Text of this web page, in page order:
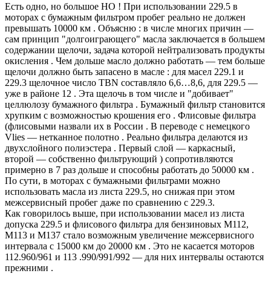
Есть одно, но большое НО ! При использовании 229.5 в
моторах с бумажным фильтром пробег реально не должен
превышать 10000 км . Объясню : в числе многих причин —
сам принцип "долгоиграющего" масла заключается в большем
содержании щелочи, задача которой нейтрализовать продукты
окисления . Чем дольше масло должно работать — тем больше
щелочи должно быть запасено в масле : для масел 229.1 и
229.3 щелочное число TBN составляло 6,6…8,6, для 229.5 —
уже в районе 12 . Эта щелочь в том числе и "добивает"
целлюлозу бумажного фильтра . Бумажный фильтр становится
хрупким с возможностью крошения его . Флисовые фильтра
(флисовыми назвали их в России . В переводе с немецкого
Vlies — нетканное полотно . Реально фильтра делаются из
двухслойного полиэстера . Первый слой — каркасный,
второй — собственно фильтрующий ) сопротивляются
примерно в 7 раз дольше и способны работать до 50000 км .
По сути, в моторах с бумажными фильтрами можно
использовать масла из листа 229.5, но снижая при этом
межсервисный пробег даже по сравнению с 229.3.
Как говорилось выше, при использовании масел из листа
допуска 229.5 и флисового фильтра для бензиновых М112,
М113 и М137 стало возможным увеличение межсервисного
интервала с 15000 км до 20000 км . Это не касается моторов
112.960/961 и 113 .990/991/992 — для них интервалы остаются
прежними .